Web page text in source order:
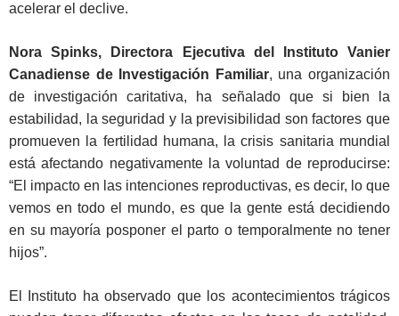
acelerar el declive.
Nora Spinks, Directora Ejecutiva del Instituto Vanier
Canadiense de Investigación Familiar, una organización
de investigación caritativa, ha señalado que si bien la
estabilidad, la seguridad y la previsibilidad son factores que
promueven la fertilidad humana, la crisis sanitaria mundial
está afectando negativamente la voluntad de reproducirse:
“El impacto en las intenciones reproductivas, es decir, lo que
vemos en todo el mundo, es que la gente está decidiendo
en su mayoría posponer el parto o temporalmente no tener
hijos”.
El Instituto ha observado que los acontecimientos trágicos